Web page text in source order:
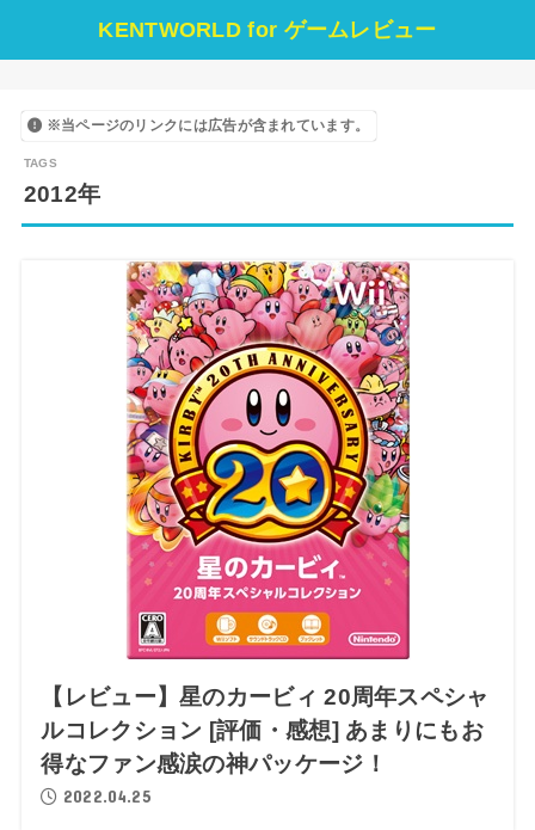
KENTWORLD for ゲームレビュー
※当ページのリンクには広告が含まれています。
2012年
【レビュー】星のカービィ 20周年スペシャ
ルコレクション [評価・感想] あまりにもお
得なファン感涙の神パッケージ！
2022.04.25